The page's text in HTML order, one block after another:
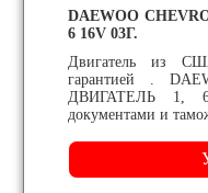
DAEWOO
6 16V 03Г.
Двигатель из
гарантией .
ДВИГАТЕЛЬ 1, 6
документами и